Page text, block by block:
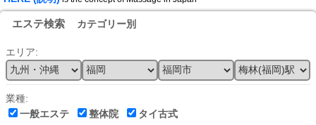
エステ検索 カテゴリー別
エリア:
業種:
一般エステ
整体院 タイ古式